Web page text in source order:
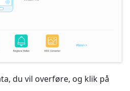
du vil overføre, og klik på